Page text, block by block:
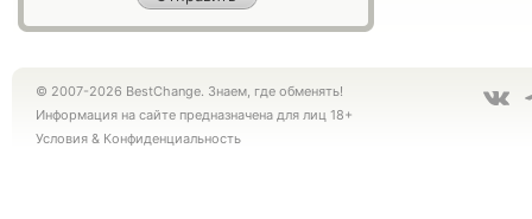
© 2007-2026 BestChange. Знаем, где обменять!
Информация на сайте предназначена для лиц 18+
Условия & Конфиденциальность